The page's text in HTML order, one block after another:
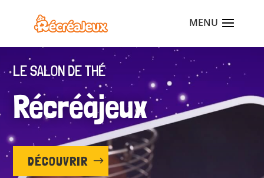
LE SALON DE THÉ
Récréàjeux
DÉCOUVRIR